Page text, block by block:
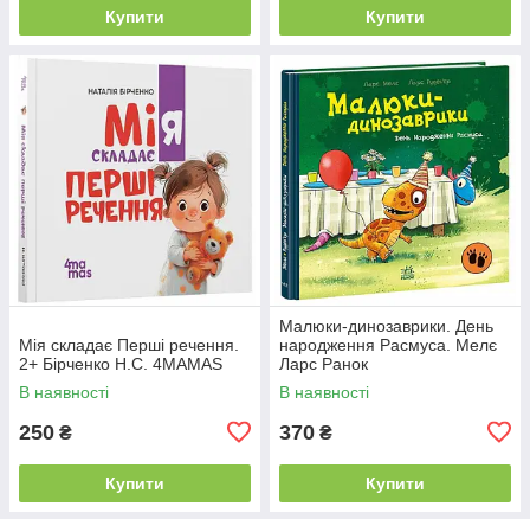
Купити Купити
Мія складає Перші речення.
2+ Бірченко Н.С. 4MAMAS
В наявності
250 ₴
Купити
Малюки-динозаврики. День
народження Расмуса. Мелє
Ларс Ранок
В наявності
370 ₴
Купити